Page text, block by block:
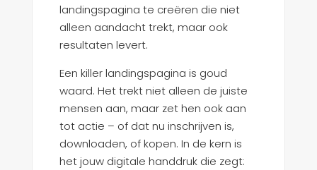
landingspagina te creëren die niet
alleen aandacht trekt, maar ook
resultaten levert.
Een killer landingspagina is goud
waard. Het trekt niet alleen de juiste
mensen aan, maar zet hen ook aan
tot actie – of dat nu inschrijven is,
downloaden, of kopen. In de kern is
het jouw digitale handdruk die zegt: